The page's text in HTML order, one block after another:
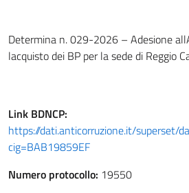
Determina n. 029-2026 – Adesione
lacquisto dei BP per la sede di Reggio
Link BDNCP:
https://dati.anticorruzione.it/superset/
cig=BAB19859EF
Numero protocollo: 19550